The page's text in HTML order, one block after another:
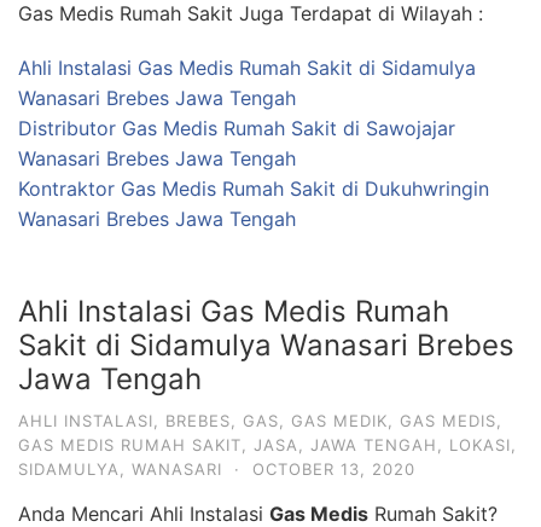
Gas Medis Rumah Sakit Juga Terdapat di Wilayah :
Ahli Instalasi Gas Medis Rumah Sakit di Sidamulya
Wanasari Brebes Jawa Tengah
Distributor Gas Medis Rumah Sakit di Sawojajar
Wanasari Brebes Jawa Tengah
Kontraktor Gas Medis Rumah Sakit di Dukuhwringin
Wanasari Brebes Jawa Tengah
Ahli Instalasi Gas Medis Rumah
Sakit di Sidamulya Wanasari Brebes
Jawa Tengah
AHLI INSTALASI BREBES GAS GAS MEDIK GAS MEDIS
GAS MEDIS RUMAH SAKIT
JASA JAWA TENGAH LOKASI
SIDAMULYA
WANASARI · OCTOBER 13, 2020
Anda Mencari Ahli Instalasi Gas Medis Rumah Sakit?